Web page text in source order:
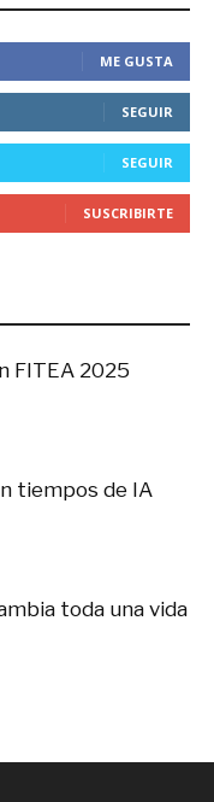
ME GUSTA
SEGUIR
SEGUIR
SUSCRIBIRTE
FITEA 2025
tiempos de IA
toda una vida